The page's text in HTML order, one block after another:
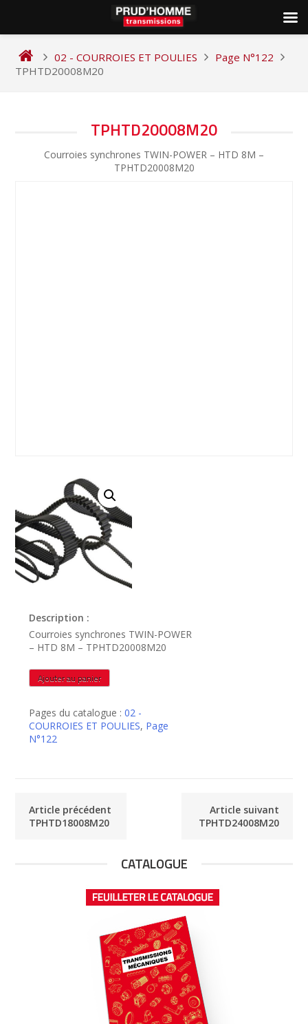
content
02 - COURROIES ET POULIES
Page N°122
TPHTD20008M20
TPHTD20008M20
Courroies synchrones TWIN-POWER – HTD 8M –
TPHTD20008M20
Description :
Courroies synchrones TWIN-POWER
– HTD 8M – TPHTD20008M20
quantité
de
Ajouter au panier
Pages du catalogue :02 -
COURROIES ET POULIES, Page
N°122
NAVIGATION
Article précédent
TPHTD18008M20
Article suivant
TPHTD24008M20
CATALOGUE